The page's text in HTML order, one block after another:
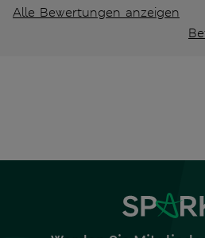
Alle Bewertungen anzeigen